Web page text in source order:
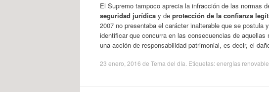
El Supremo tampoco aprecia la infracción de las normas
seguridad jurídica y de protección de la confianza
2007 no presentaba el carácter inalterable que se postula y
identificar que concurra en las consecuencias de
una acción de responsabilidad patrimonial, es decir, el
23 enero, 2016 de Tema del día . Etiquetas:energías